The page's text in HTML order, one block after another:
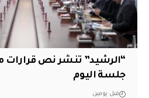
“الرشيد” تنشر نص قرارات
جلسة اليوم
قبل يومين